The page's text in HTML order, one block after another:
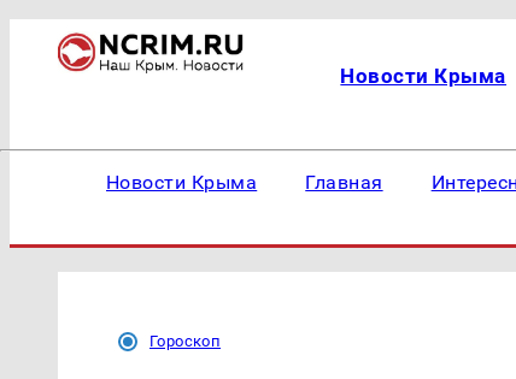
Новости Крыма
Новости Крыма Главная
Гороскоп